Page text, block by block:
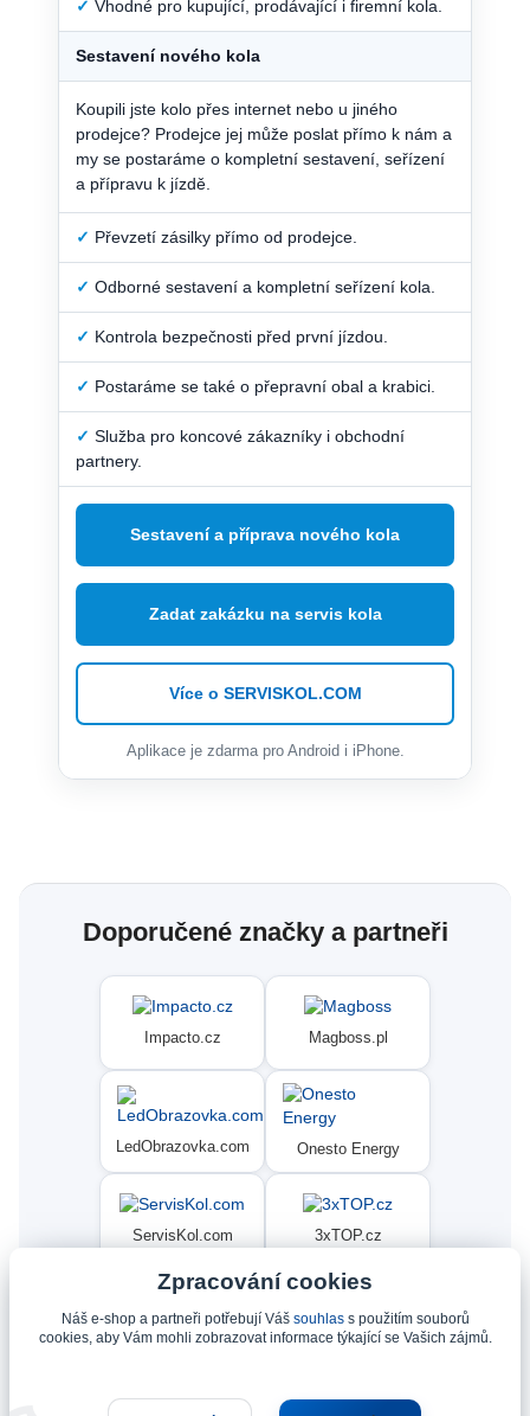
✓ Vhodné pro kupující, prodávající i firemní kola.
Sestavení nového kola
Koupili jste kolo přes internet nebo u jiného
prodejce? Prodejce jej může poslat přímo k nám a
my se postaráme o kompletní sestavení, seřízení
a přípravu k jízdě.
✓ Převzetí zásilky přímo od prodejce.
✓ Odborné sestavení a kompletní seřízení kola.
✓ Kontrola bezpečnosti před první jízdou.
✓ Postaráme se také o přepravní obal a krabici.
✓ Služba pro koncové zákazníky i obchodní
partnery.
Sestavení a příprava nového kola
Zadat zakázku na servis kola
Více o SERVISKOL.COM
Aplikace je zdarma pro Android i iPhone.
Doporučené značky a partneři
Impacto.cz Magboss.pl
LedObrazovka.com Onesto Energy
ServisKol.com 3xTOP.cz
Condat Ninex.cz
Zpracování cookies
Náš e-shop a partneři potřebují Váš souhlass použitím souborů
cookies, aby Vám mohli zobrazovat informace týkající se Vašich zájmů.